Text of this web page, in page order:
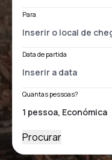
Para
Data de partida
Quantas pessoas?
Procurar